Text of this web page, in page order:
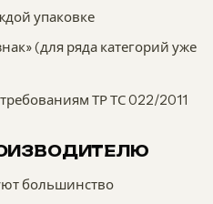
упаковке
(для ряда категорий уже
ТР ТС 022/2011
большинство